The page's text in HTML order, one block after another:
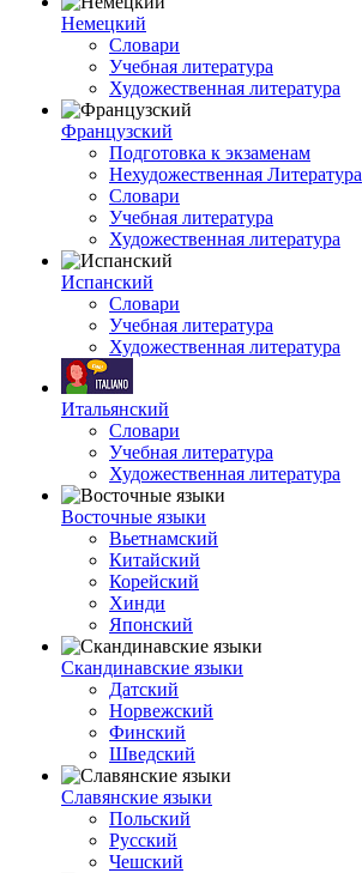
Немецкий
Словари
Учебная литература
Художественная литература
Французский
Подготовка к экзаменам
Нехудожественная Литература
Словари
Учебная литература
Художественная литература
Испанский
Словари
Учебная литература
Художественная литература
Итальянский
Словари
Учебная литература
Художественная литература
Восточные языки
Вьетнамский
Китайский
Корейский
Хинди
Японский
Скандинавские языки
Датский
Норвежский
Финский
Шведский
Славянские языки
Польский
Русский
Чешский